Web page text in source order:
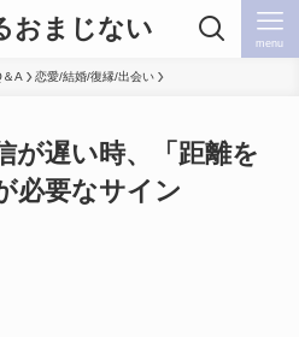
おまじない menu
A 恋愛/結婚/復縁/出会い
が遅い時、「距離を
必要なサイン